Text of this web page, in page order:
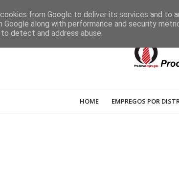
HOME EMPREGOS POR
from Google to deliver its services and to
Google along with performance and security
detect and address abuse.